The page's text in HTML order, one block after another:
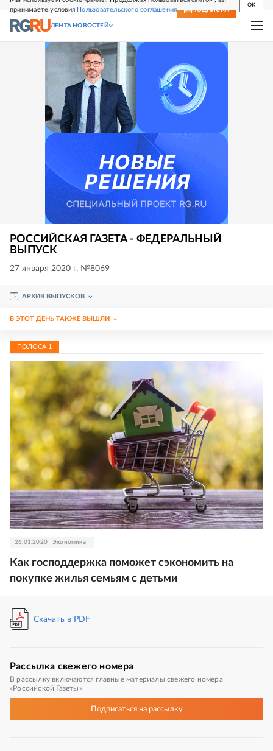
принимаете условия Пользовательского соглашения
OK
СВЕЖИЙ НОМЕР ПОДПИСКА
ЛЕНТА НОВОСТЕЙ
РОССИЙСКАЯ ГАЗЕТА - ФЕДЕРАЛЬНЫЙ
ВЫПУСК
27 января 2020 г. №8069
АРХИВ ВЫПУСКОВ
В ЭТОТ ДЕНЬ ТАКЖЕ ВЫШЛИ
ПОЛОСА 1
26.01.2020 Экономика
Как господдержка поможет сэкономить на
покупке жилья семьям с детьми
Скачать в PDF
Рассылка свежего номера
В рассылку включаются главные материалы свежего номера
«Российской Газеты»
Подписатьсяна рассылку